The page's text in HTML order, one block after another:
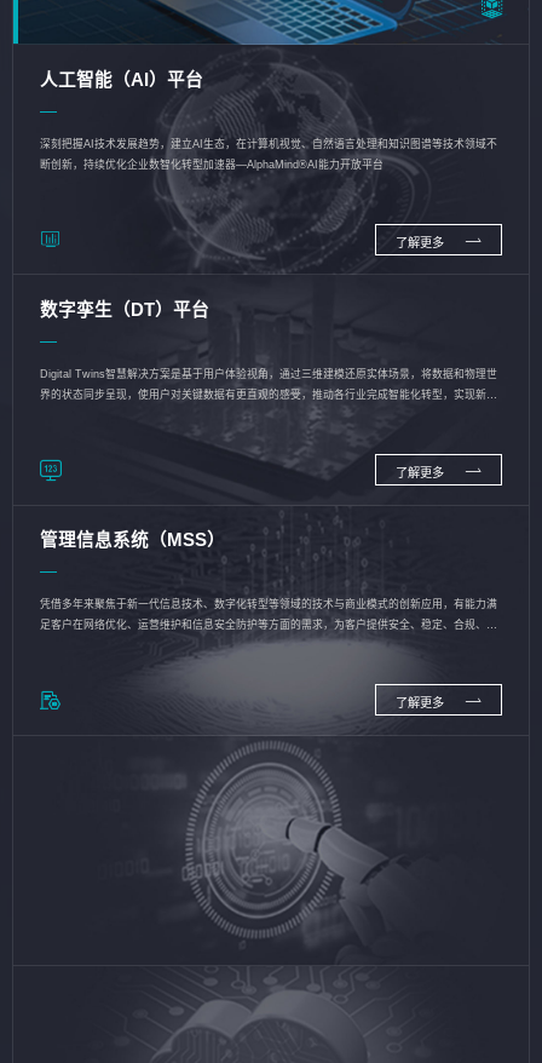
人工智能（AI）平台
深刻把握AI技术发展趋势，建立AI生态，在计算机视觉、自然语言处理和知识图谱等技术领域不
断创新，持续优化企业数智化转型加速器—AlphaMind®AI能力开放平台
了解更多
数字孪生（DT）平台
Digital Twins智慧解决方案是基于用户体验视角，通过三维建模还原实体场景，将数据和物理世
界的状态同步呈现，使用户对关键数据有更直观的感受，推动各行业完成智能化转型，实现新旧
了解更多
管理信息系统（MSS）
凭借多年来聚焦于新一代信息技术、数字化转型等领域的技术与商业模式的创新应用，有能力满
足客户在网络优化、运营维护和信息安全防护等方面的需求，为客户提供安全、稳定、合规、持
了解更多